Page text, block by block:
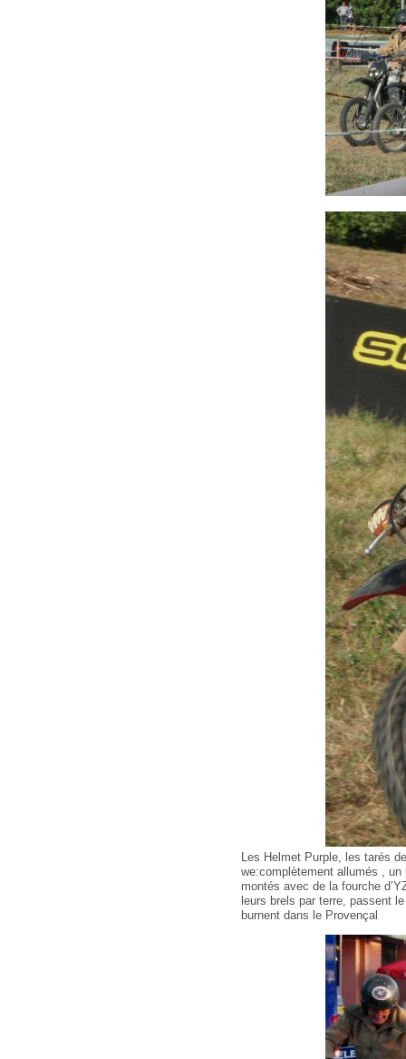
Les Helmet Purple, les tarés
we:complètement allumés ,
montés avec de la fourche
leurs brels par terre, passent
burnent dans le Provençal